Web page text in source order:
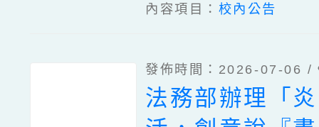
內容項目： 校內公告
發佈時間：2026-07-06 /
法務部辦理「